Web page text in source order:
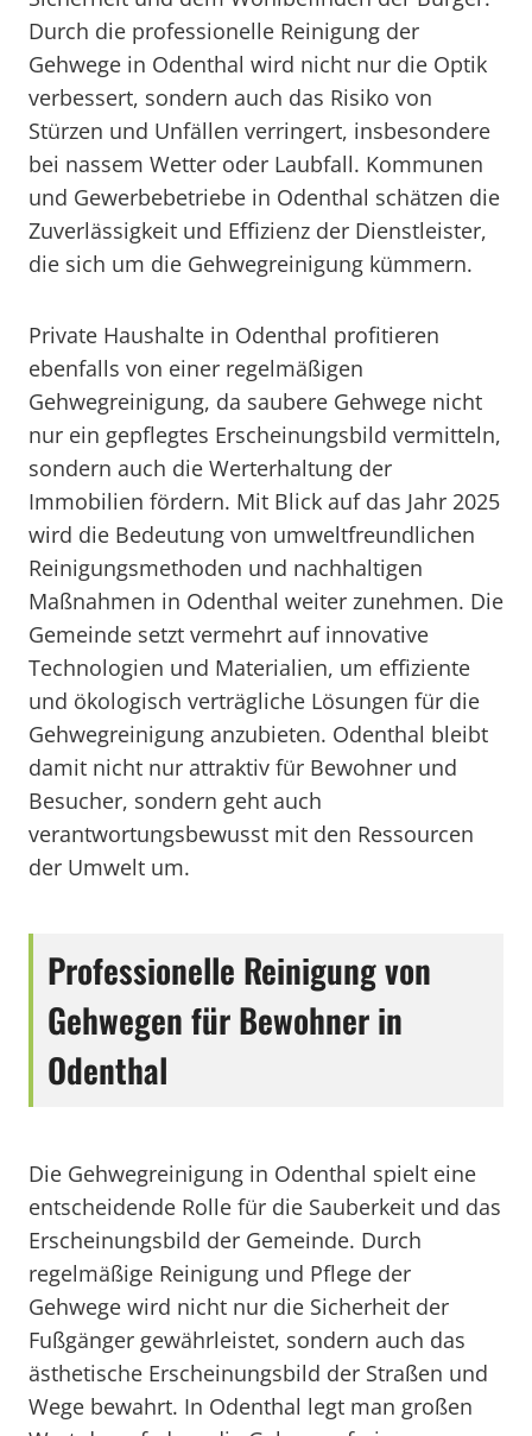
Durch die professionelle Reinigung der
Gehwege in Odenthal wird nicht nur die Optik
verbessert, sondern auch das Risiko von
Stürzen und Unfällen verringert, insbesondere
bei nassem Wetter oder Laubfall. Kommunen
und Gewerbebetriebe in Odenthal schätzen die
Zuverlässigkeit und Effizienz der Dienstleister,
die sich um die Gehwegreinigung kümmern.
Private Haushalte in Odenthal profitieren
ebenfalls von einer regelmäßigen
Gehwegreinigung, da saubere Gehwege nicht
nur ein gepflegtes Erscheinungsbild vermitteln,
sondern auch die Werterhaltung der
Immobilien fördern. Mit Blick auf das Jahr 2025
wird die Bedeutung von umweltfreundlichen
Reinigungsmethoden und nachhaltigen
Maßnahmen in Odenthal weiter zunehmen. Die
Gemeinde setzt vermehrt auf innovative
Technologien und Materialien, um effiziente
und ökologisch verträgliche Lösungen für die
Gehwegreinigung anzubieten. Odenthal bleibt
damit nicht nur attraktiv für Bewohner und
Besucher, sondern geht auch
verantwortungsbewusst mit den Ressourcen
der Umwelt um.
Professionelle Reinigung von
Gehwegen für Bewohner in
Odenthal
Die Gehwegreinigung in Odenthal spielt eine
entscheidende Rolle für die Sauberkeit und das
Erscheinungsbild der Gemeinde. Durch
regelmäßige Reinigung und Pflege der
Gehwege wird nicht nur die Sicherheit der
Fußgänger gewährleistet, sondern auch das
ästhetische Erscheinungsbild der Straßen und
Wege bewahrt. In Odenthal legt man großen